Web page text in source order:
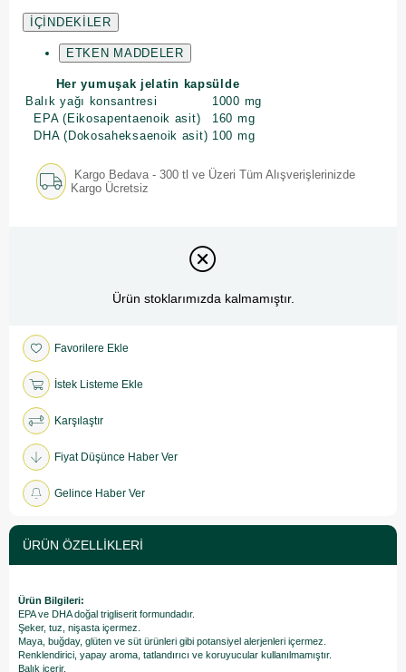
İÇİNDEKİLER
ETKEN MADDELER
Her yumuşak jelatin kapsülde
Balık yağı konsantresi
1000 mg
EPA (Eikosapentaenoik asit)
160 mg
DHA (Dokosaheksaenoik asit) 100 mg
Kargo Bedava - 300 tl ve Üzeri Tüm Alışverişlerinizde
Kargo Ücretsiz
Ürün stoklarımızda kalmamıştır.
Favorilere Ekle
İstek Listeme Ekle
Karşılaştır
Fiyat Düşünce Haber Ver
Gelince Haber Ver
ÜRÜN ÖZELLIKLERI
Ürün Bilgileri:
EPA ve DHA doğal trigliserit formundadır.
Şeker, tuz, nişasta içermez.
Maya, buğday, glüten ve süt ürünleri gibi potansiyel alerjenleri içermez.
Renklendirici, yapay aroma, tatlandırıcı ve koruyucular kullanılmamıştır.
Balık içerir.